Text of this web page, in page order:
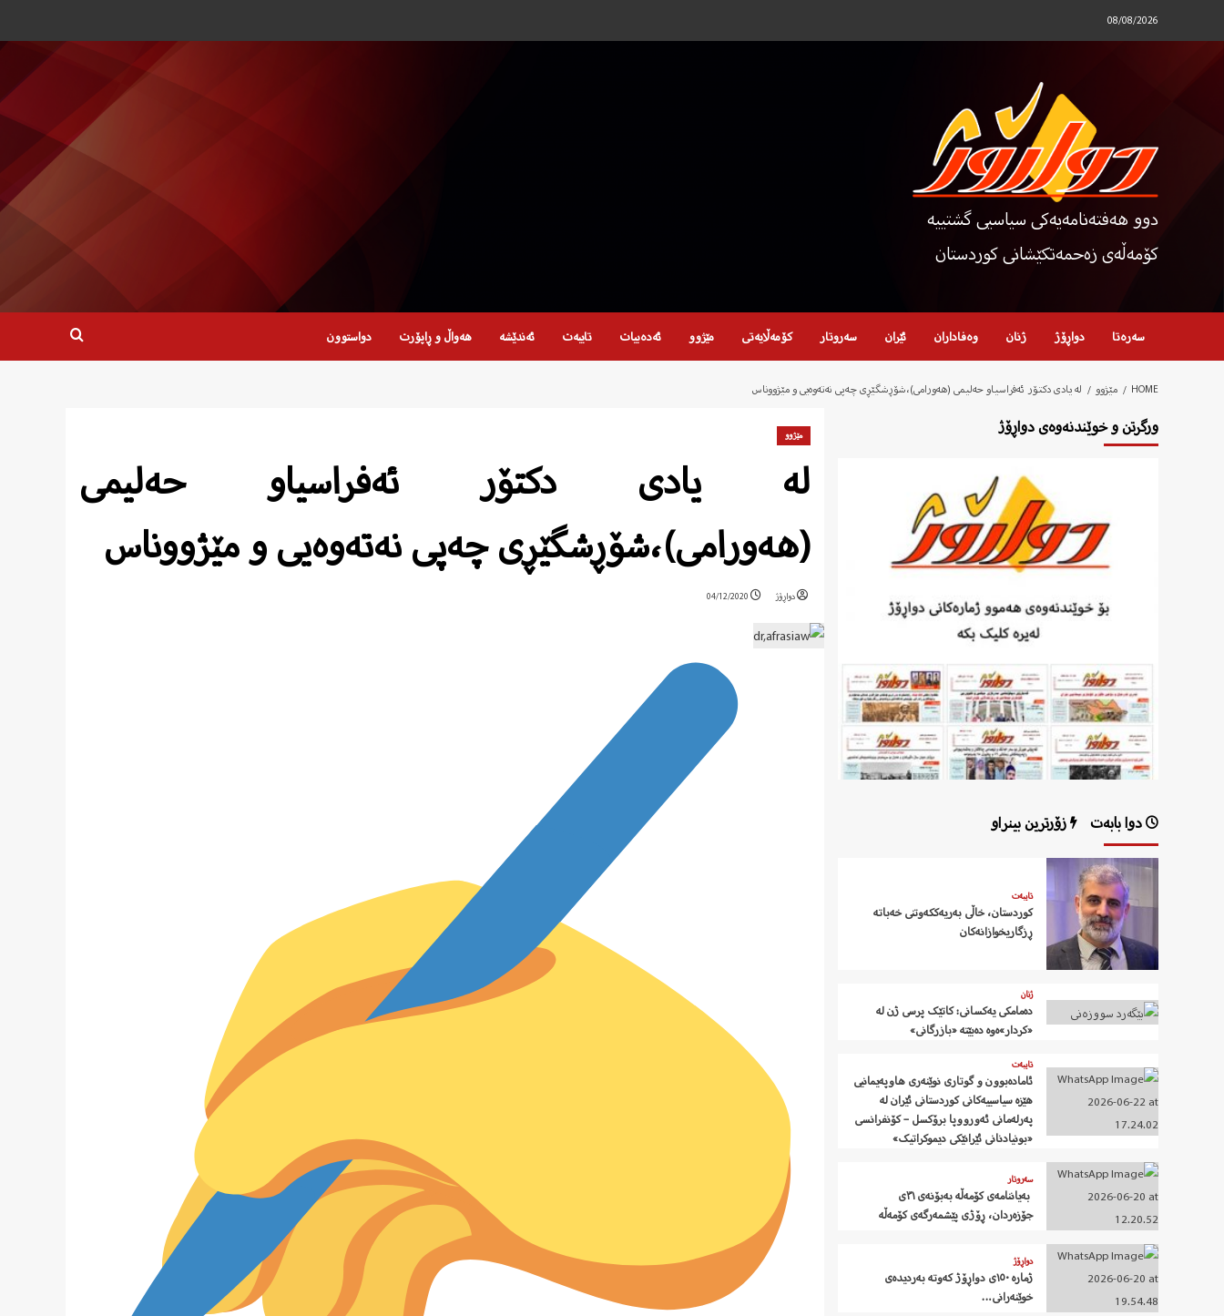
08/08/2026
دوو هەفتەنامەیەکی سیاسیی گشتییە
کۆمەڵەی زەحمەتکێشانی کوردستان
سەرەتا دواڕۆژ ژنان وەفاداران ئێران سەروتار کۆمەڵایەتی مێژوو ئەدەبیات تایبەت ئەندێشە هەواڵ و ڕاپۆرت دواستوون
HOME مێژوو لە یادی دکتۆر ئەفراسیاو حەلیمی (هەورامی)،شۆڕشگێڕی چەپی نەتەوەیی و مێژووناس
مێژوو
لە یادی دکتۆر ئەفراسیاو حەلیمی
(هەورامی)،شۆڕشگێڕی چەپی نەتەوەیی و مێژووناس
دواڕۆژ 04/12/2020
ورگرتن و خوێندنەوەی دواڕۆژ
دوا بابەت زۆرترین بینراو
تایبەت
کوردستان، خاڵی بەریەککەوتنی خەباتە
ڕزگاریخوازانەکان
ژنان
دەمامکی یەکسانی: کاتێک پرسی ژن لە
«کردار»ەوە دەبێتە «بازرگانی»
تایبەت
ئامادەبوون و گوتاری نوێنەری هاوپەیمانیی
هێزە سیاسییەکانی کوردستانی ئێران لە
پەرلەمانی ئەورووپا برۆکسل – کۆنفرانسی
«بونیادنانی ئێرانێکی دیموکراتیک»
سەروتار
‍ بەیاننامەی کۆمەڵە بەبۆنەی ٣١ی
جۆزەردان، ڕۆژی پێشمەرگەی کۆمەڵە
دواڕۆژ
ژمارە ١٥٠ی دواڕۆژ کەوتە بەردیدەی
خوێنەرانی…